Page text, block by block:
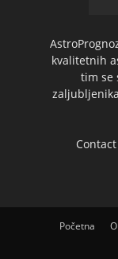
kvalitetnih
tim se
Početna